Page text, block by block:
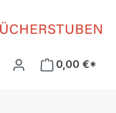
hast 0 Produkte auf
0,00 €*